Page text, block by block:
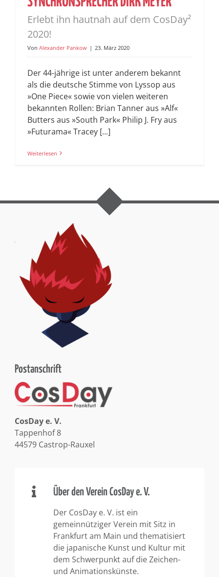
Erlebt ihn hautnah auf dem CosDay²
2020!
Von Alexander Pankow | 23. März 2020
Der 44-jährige ist unter anderem bekannt
als die deutsche Stimme von Lyssop aus
»One Piece« sowie von vielen weiteren
bekannten Rollen: Brian Tanner aus »Alf«
Butters aus »South Park« Philip J. Fry aus
»Futurama« Tracey [...]
Weiterlesen
Postanschrift
CosDay e. V.
Tappenhof 8
44579 Castrop-Rauxel
Über den Verein CosDay e. V.
Der CosDay e. V. ist ein
gemeinnütziger Verein mit Sitz in
Frankfurt am Main und thematisiert
die japanische Kunst und Kultur mit
dem Schwerpunkt auf die Zeichen-
und Animationskünste.